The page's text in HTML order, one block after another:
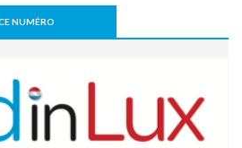
santé (EEDS).
augmenterait à long terme le
NUMÉRO